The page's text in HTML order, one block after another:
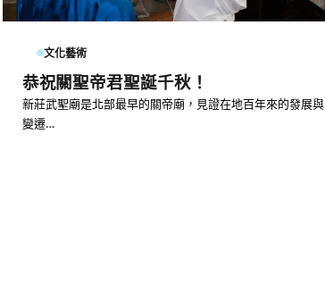
文化藝術
恭祝關聖帝君聖誕千秋！
新莊武聖廟是北部最早的關帝廟，見證在地百年來的發展與
變遷…